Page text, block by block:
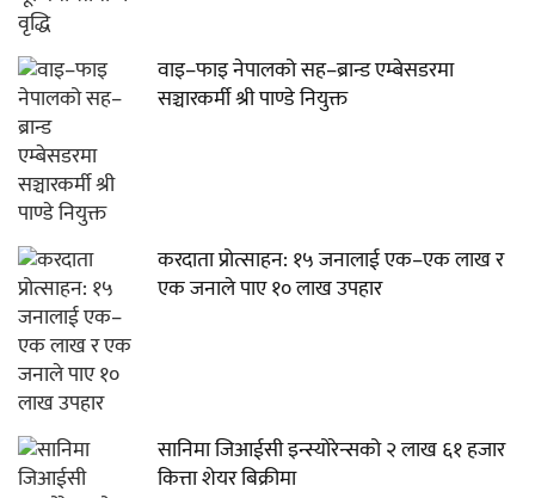
वाइ–फाइ नेपालको सह–ब्रान्ड एम्बेसडरमा
सञ्चारकर्मी श्री पाण्डे नियुक्त
करदाता प्रोत्साहन: १५ जनालाई एक–एक लाख र
एक जनाले पाए १० लाख उपहार
सानिमा जिआईसी इन्स्योरेन्सको २ लाख ६१ हजार
कित्ता शेयर बिक्रीमा